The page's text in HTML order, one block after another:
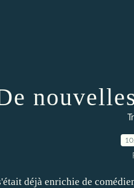
déjà enrichie de